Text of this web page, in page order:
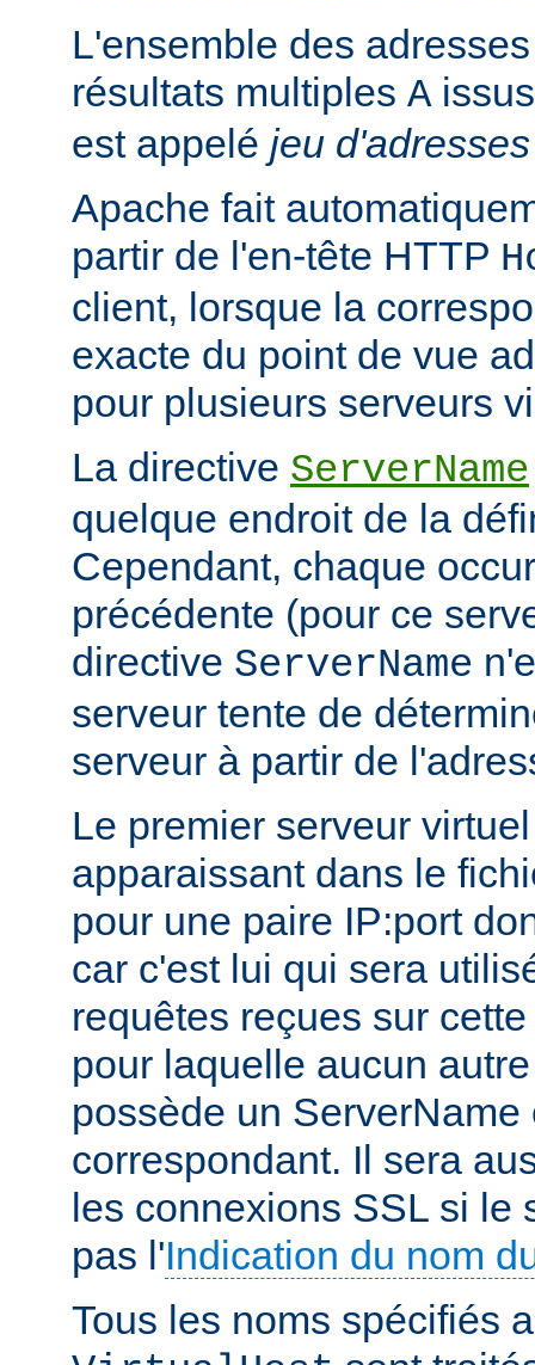
L'ensemble des
résultats multiples A
est appelé jeu d'adresses
Apache fait
partir de l'en-tête HTTP
client, lorsque la
exacte du point de vue
pour plusieurs serveurs
La directive ServerName
quelque endroit de la
Cependant, chaque
précédente (pour ce
directive ServerName
serveur tente de
serveur à partir de
Le premier serveur
apparaissant dans le
pour une paire IP:port
car c'est lui qui sera
requêtes reçues sur
pour laquelle aucun
possède un
correspondant. Il sera
les connexions SSL si le
pas l'Indication du nom
Tous les noms spécifiés